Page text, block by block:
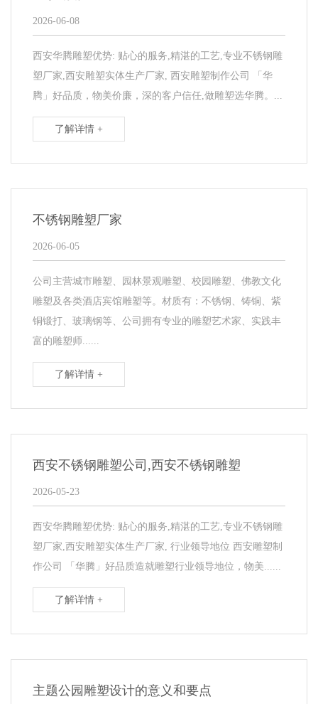
2026-06-08
西安华腾雕塑优势: 贴心的服务,精湛的工艺,专业不锈钢雕
塑厂家,西安雕塑实体生产厂家, 西安雕塑制作公司 「华
腾」好品质，物美价廉，深的客户信任,做雕塑选华腾。...
了解详情 +
不锈钢雕塑厂家
2026-06-05
公司主营城市雕塑、园林景观雕塑、校园雕塑、佛教文化
雕塑及各类酒店宾馆雕塑等。材质有：不锈钢、铸铜、紫
铜锻打、玻璃钢等、公司拥有专业的雕塑艺术家、实践丰
富的雕塑师......
了解详情 +
西安不锈钢雕塑公司,西安不锈钢雕塑
2026-05-23
西安华腾雕塑优势: 贴心的服务,精湛的工艺,专业不锈钢雕
塑厂家,西安雕塑实体生产厂家, 行业领导地位 西安雕塑制
作公司 「华腾」好品质造就雕塑行业领导地位，物美......
了解详情 +
主题公园雕塑设计的意义和要点